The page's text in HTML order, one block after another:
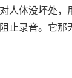
人体没坏处
止录音。它